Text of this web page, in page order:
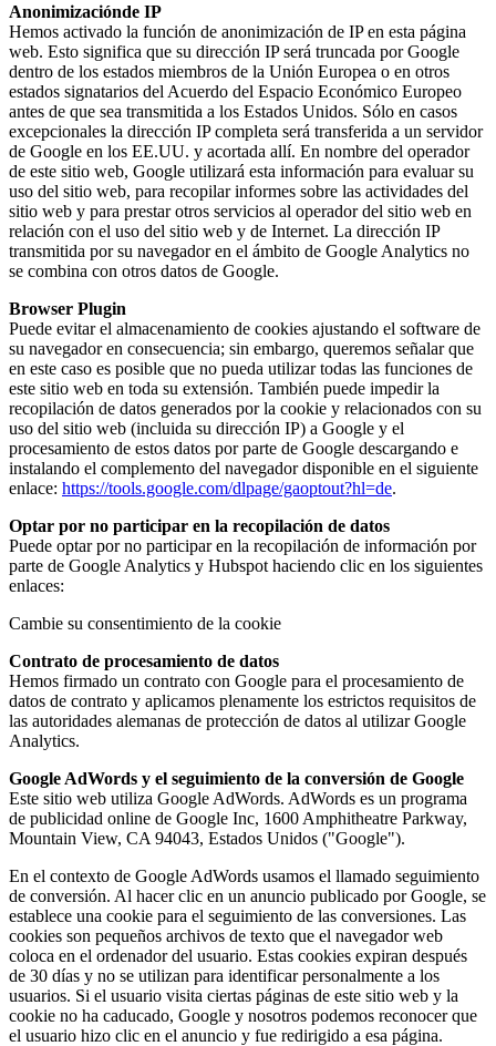
Anonimizaciónde IP
Hemos activado la función de anonimización de IP en esta página
web. Esto significa que su dirección IP será truncada por Google
dentro de los estados miembros de la Unión Europea o en otros
estados signatarios del Acuerdo del Espacio Económico Europeo
antes de que sea transmitida a los Estados Unidos. Sólo en casos
excepcionales la dirección IP completa será transferida a un servidor
de Google en los EE.UU. y acortada allí. En nombre del operador
de este sitio web, Google utilizará esta información para evaluar su
uso del sitio web, para recopilar informes sobre las actividades del
sitio web y para prestar otros servicios al operador del sitio web en
relación con el uso del sitio web y de Internet. La dirección IP
transmitida por su navegador en el ámbito de Google Analytics no
se combina con otros datos de Google.
Browser Plugin
Puede evitar el almacenamiento de cookies ajustando el software de
su navegador en consecuencia; sin embargo, queremos señalar que
en este caso es posible que no pueda utilizar todas las funciones de
este sitio web en toda su extensión. También puede impedir la
recopilación de datos generados por la cookie y relacionados con su
uso del sitio web (incluida su dirección IP) a Google y el
procesamiento de estos datos por parte de Google descargando e
instalando el complemento del navegador disponible en el siguiente
enlace: https://tools.google.com/dlpage/gaoptout?hl=de.
Optar por no participar en la recopilación de datos
Puede optar por no participar en la recopilación de información por
parte de Google Analytics y Hubspot haciendo clic en los siguientes
enlaces:
Cambie su consentimiento de la cookie
Contrato de procesamiento de datos
Hemos firmado un contrato con Google para el procesamiento de
datos de contrato y aplicamos plenamente los estrictos requisitos de
las autoridades alemanas de protección de datos al utilizar Google
Analytics.
Google AdWords y el seguimiento de la conversión de Google
Este sitio web utiliza Google AdWords. AdWords es un programa
de publicidad online de Google Inc, 1600 Amphitheatre Parkway,
Mountain View, CA 94043, Estados Unidos ("Google").
En el contexto de Google AdWords usamos el llamado seguimiento
de conversión. Al hacer clic en un anuncio publicado por Google, se
establece una cookie para el seguimiento de las conversiones. Las
cookies son pequeños archivos de texto que el navegador web
coloca en el ordenador del usuario. Estas cookies expiran después
de 30 días y no se utilizan para identificar personalmente a los
usuarios. Si el usuario visita ciertas páginas de este sitio web y la
cookie no ha caducado, Google y nosotros podemos reconocer que
el usuario hizo clic en el anuncio y fue redirigido a esa página.